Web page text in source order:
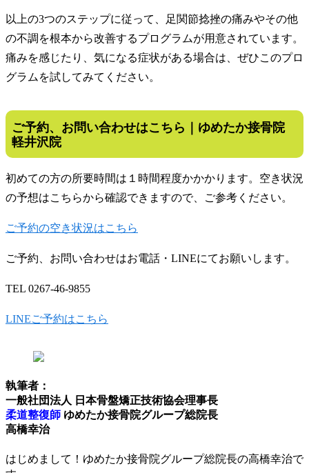
以上の3つのステップに従って、足関節捻挫の痛みやその他
の不調を根本から改善するプログラムが用意されています。
痛みを感じたり、気になる症状がある場合は、ぜひこのプロ
グラムを試してみてください。
ご予約、お問い合わせはこちら｜ゆめたか接骨院
軽井沢院
初めての方の所要時間は１時間程度かかかります。空き状況
の予想はこちらから確認できますので、ご参考ください。
ご予約の空き状況はこちら
ご予約、お問い合わせはお電話・LINEにてお願いします。
TEL 0267-46-9855
LINEご予約はこちら
執筆者：
一般社団法人 日本骨盤矯正技術協会理事長
柔道整復師 ゆめたか接骨院グループ総院長
高橋幸治
はじめまして！ゆめたか接骨院グループ総院長の高橋幸治で